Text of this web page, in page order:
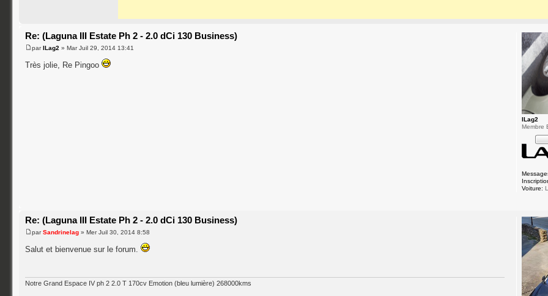
Re: (Laguna III Estate Ph 2 - 2.0 dCi 130 Business)
parILag2 » Mar Juil 29, 2014 13:41
Très jolie, Re Pingoo
ILag2
Membre
Voiture:
Re: (Laguna III Estate Ph 2 - 2.0 dCi 130 Business)
parSandrinelag » Mer Juil 30, 2014 8:58
Salut et bienvenue sur le forum.
Notre Grand Espace IV ph 2 2.0 T 170cv Emotion (bleu lumière) 268000kms